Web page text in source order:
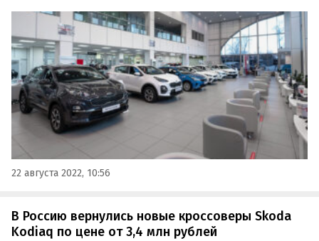
тыс. рублей, фактически оставшись на уровне июня.
22 августа 2022, 10:56
В Россию вернулись новые кроссоверы Skoda
Kodiaq по цене от 3,4 млн рублей